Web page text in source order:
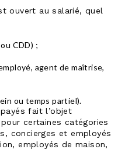
ouvert au salarié, quel
CDD) ;
agent de maîtrise,
ou temps partiel).
fait l’objet
certaines catégories
concierges et employés
employés de maison,